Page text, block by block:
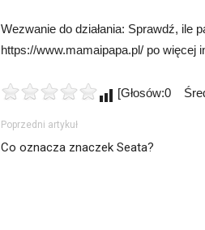
Wezwanie do działania: Sprawdź, ile
https://www.mamaipapa.pl/ po więcej
[Głosów:0
Poprzedni artykuł
Co oznacza znaczek Seata?